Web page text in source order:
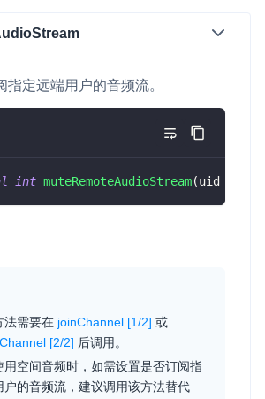
指定远端用户的音频流。
int muteRemoteAudioStream(uid_t uid
法需要在 joinChannel [1/2] 或
[2/2] 后调用。
用空间音频时，如需设置是否订阅指
户的音频流，建议调用该方法替代